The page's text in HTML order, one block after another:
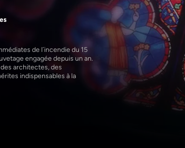
de l´incendie du 15
engagée depuis un an.
architectes, des
indispensables à la
confrontées à des
cette mission épique.